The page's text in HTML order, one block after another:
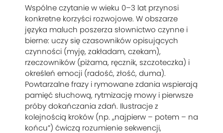
Wspólne czytanie w wieku 0–3 lat przynosi
konkretne korzyści rozwojowe. W obszarze
języka maluch poszerza słownictwo czynne i
bierne: uczy się czasowników opisujących
czynności (myję, zakładam, czekam),
rzeczowników (piżama, ręcznik, szczoteczka) i
określeń emocji (radość, złość, duma).
Powtarzalne frazy i rymowane zdania wspierają
pamięć słuchową, rytmizację mowy i pierwsze
próby dokańczania zdań. Ilustracje z
kolejnością kroków (np. „najpierw – potem – na
końcu”) ćwiczą rozumienie sekwencji,